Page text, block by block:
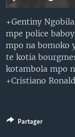
SÉCURITÉ
SCIENCE/
SPORTS
+Gentiny
mpe police
mpo na bomoko
te kotia
kotambola mpo
+Cristiano
Partager